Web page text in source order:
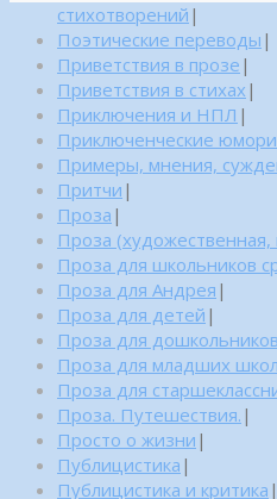
стихотворений |
Поэтические переводы |
Приветствия в прозе |
Приветствия в стихах |
Приключения и НПЛ |
Приключенческие
Примеры, мнения,
Притчи |
Проза |
Проза (художественная,
Проза для школьников
Проза для Андрея |
Проза для детей |
Проза для дошкольников
Проза для младших
Проза для
Проза. Путешествия. |
Просто о жизни |
Публицистика |
Публицистика и критика |